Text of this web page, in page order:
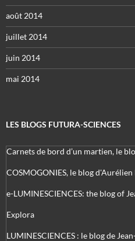
août 2014
juillet 2014
juin 2014
mai 2014
LES BLOGS FUTURA-SCIENCES
Carnets de bord d’un martien, le
COSMOGONIES, le blog
e-LUMINESCIENCES: the blog of
Explora
LUMINESCIENCES : le blog de